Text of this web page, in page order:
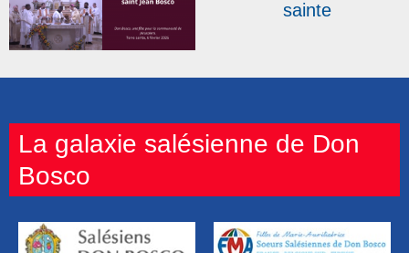
sainte
La galaxie salésienne de Don
Bosco